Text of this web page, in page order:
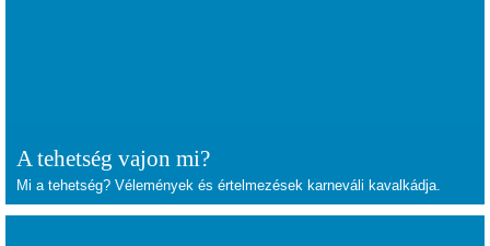
A tehetség vajon mi?
Mi a tehetség? Vélemények és értelmezések karneváli kavalkádja.